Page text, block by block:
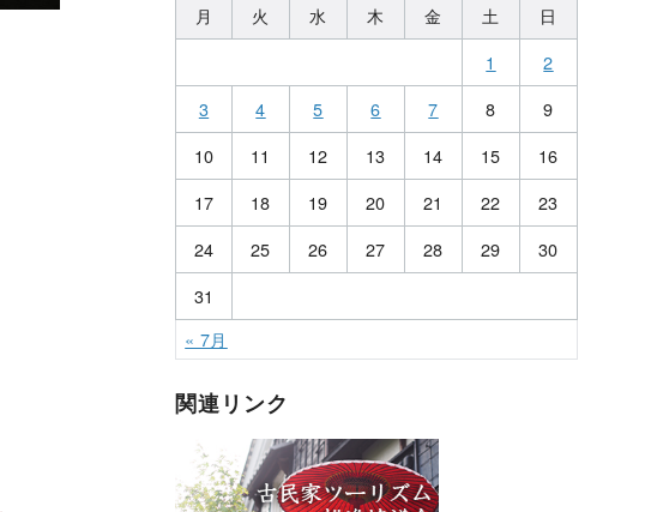
月 火 水 木 金 土
日
1
2
3
4 5 6 7 8
9
10
11 12 13 14 15
16
17
18 19 20 21 22
23
24
25 26 27 28 29
30
31
« 7月
関連リンク